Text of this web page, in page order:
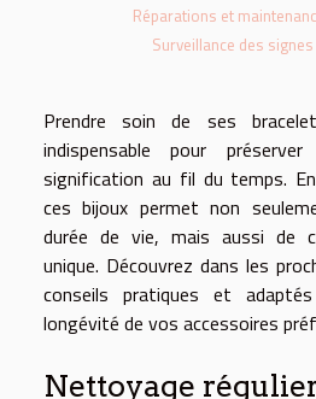
Réparations et
Surveillance des signes
Prendre soin de ses
indispensable pour
signification au fil du temps.
ces bijoux permet non
durée de vie, mais aussi de
unique. Découvrez dans les
conseils pratiques et
longévité de vos accessoires
Nettoyage